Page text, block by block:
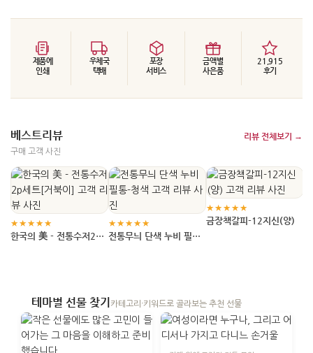
래처나 공식 방문 자리에서는 격식과 보
관성이 먼저 보입니다. 은사나 부모님처
럼 개인적인 감사가 담긴 대상에게는 오
래 두고 사용할 수 있는 쓰임과 부담 없는
분위기를 함께 살피는 편이 좋습니다.
시선이 머무는지에 따라 선택 기준이 달
라집니다.
보면
제품에
인쇄
우체국
택배
포장
서비스
금액별
사은품
21,915
후기
베스트리뷰
구매 고객 사진
리뷰 전체보기 →
★★★★★
한국의 美 - 전통수저2p
★★★★★
전통무늬 단색 누비 필통-
★★★★★
금장책갈피-12지신(양)
테마별 선물 찾기 카테고리·키워드로 골라보는 추천 선물